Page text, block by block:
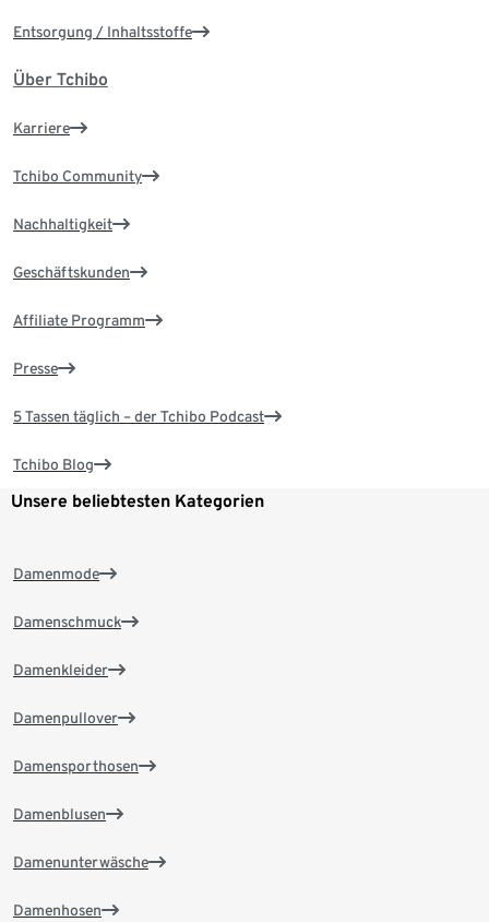
Entsorgung / Inhaltsstoffe
Über Tchibo
Karriere
Tchibo Community
Nachhaltigkeit
Geschäftskunden
Affiliate Programm
Presse
5 Tassen täglich – der Tchibo Podcast
Tchibo Blog
Unsere beliebtesten Kategorien
Damenmode
Damenschmuck
Damenkleider
Damenpullover
Damensporthosen
Damenblusen
Damenunterwäsche
Damenhosen